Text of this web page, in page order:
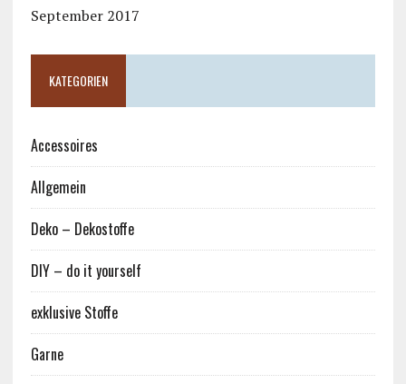
September 2017
KATEGORIEN
Accessoires
Allgemein
Deko – Dekostoffe
DIY – do it yourself
exklusive Stoffe
Garne